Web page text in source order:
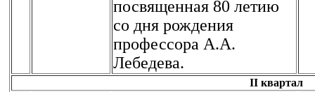
посвященная 80 летию
со дня рождения
профессора А.А.
Лебедева.
II квартал